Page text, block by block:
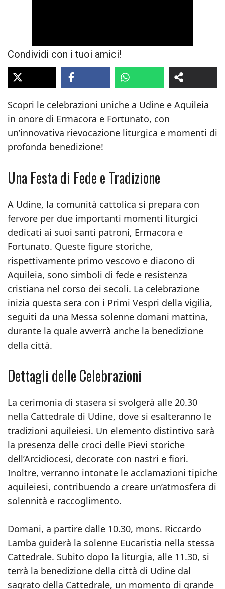
Condividi con i tuoi amici!
Scopri le celebrazioni uniche a Udine e Aquileia
in onore di Ermacora e Fortunato, con
un’innovativa rievocazione liturgica e momenti di
profonda benedizione!
Una Festa di Fede e Tradizione
A Udine, la comunità cattolica si prepara con
fervore per due importanti momenti liturgici
dedicati ai suoi santi patroni, Ermacora e
Fortunato. Queste figure storiche,
rispettivamente primo vescovo e diacono di
Aquileia, sono simboli di fede e resistenza
cristiana nel corso dei secoli. La celebrazione
inizia questa sera con i Primi Vespri della vigilia,
seguiti da una Messa solenne domani mattina,
durante la quale avverrà anche la benedizione
della città.
Dettagli delle Celebrazioni
La cerimonia di stasera si svolgerà alle 20.30
nella Cattedrale di Udine, dove si esalteranno le
tradizioni aquileiesi. Un elemento distintivo sarà
la presenza delle croci delle Pievi storiche
dell’Arcidiocesi, decorate con nastri e fiori.
Inoltre, verranno intonate le acclamazioni tipiche
aquileiesi, contribuendo a creare un’atmosfera di
solennità e raccoglimento.
Domani, a partire dalle 10.30, mons. Riccardo
Lamba guiderà la solenne Eucaristia nella stessa
Cattedrale. Subito dopo la liturgia, alle 11.30, si
terrà la benedizione della città di Udine dal
sagrato della Cattedrale, un momento di grande